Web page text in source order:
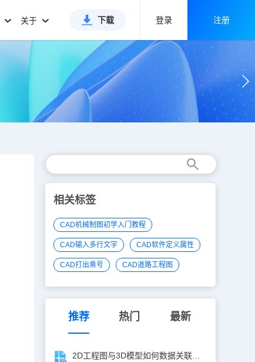
关于 下载 登录 注册
相关标签
CAD机械制图初学入门教程
CAD输入多行文字 CAD软件定义属性
CAD打出乘号 CAD道路工程图
推荐 热门 最新